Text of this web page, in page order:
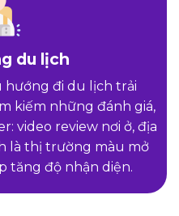
du lịch
hướng đi du lịch trải
kiếm những đánh giá,
video review nơi ở, địa
là thị trường màu mở
tăng độ nhận diện.